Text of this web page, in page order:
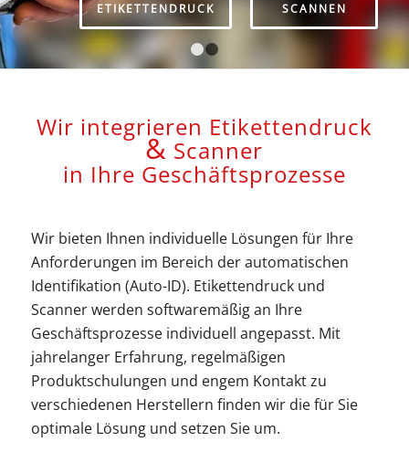
ETIKETTENDRUCK SCANNEN
Wir integrieren Etikettendruck
& Scanner
in Ihre Geschäftsprozesse
Wir bieten Ihnen individuelle Lösungen für Ihre
Anforderungen im Bereich der automatischen
Identifikation (Auto-ID). Etikettendruck und
Scanner werden softwaremäßig an Ihre
Geschäftsprozesse individuell angepasst. Mit
jahrelanger Erfahrung, regelmäßigen
Produktschulungen und engem Kontakt zu
verschiedenen Herstellern finden wir die für Sie
optimale Lösung und setzen Sie um.